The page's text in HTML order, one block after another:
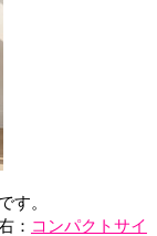
す。
： コンパクトサイ